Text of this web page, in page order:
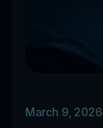
March 9, 2026